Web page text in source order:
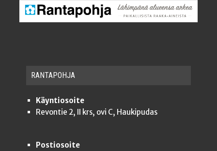
RAN­TA­POH­JA
Käyntiosoite
Revontie 2, II krs, ovi C, Haukipudas
Postiosoite